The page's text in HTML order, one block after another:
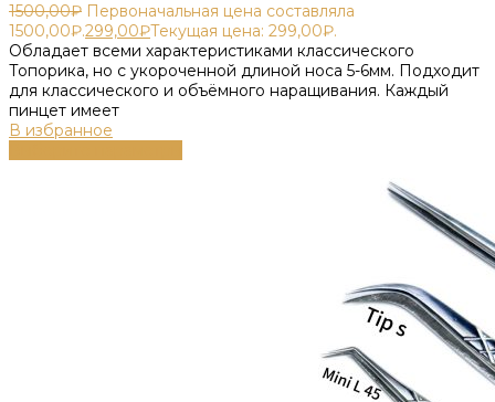
1500,00₽ Первоначальная цена составляла
1500,00₽.299,00₽Текущая цена: 299,00₽.
Обладает всеми характеристиками классического
Топорика, но с укороченной длиной носа 5-6мм. Подходит
для классического и объёмного наращивания. Каждый
пинцет имеет
В избранное